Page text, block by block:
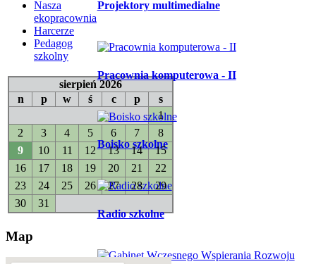
Projektory multimedialne
Pracownia komputerowa - II
Boisko szkolne
Radio szkolne
Nasza
ekopracownia
Harcerze
Pedagog
szkolny
sierpień 2026
n
p w ś c p
s
1
2
3 4 5 6 7
8
9
10 11 12 13 14
15
16
17 18 19 20 21
22
23
24 25 26 27 28
29
30
31
Map